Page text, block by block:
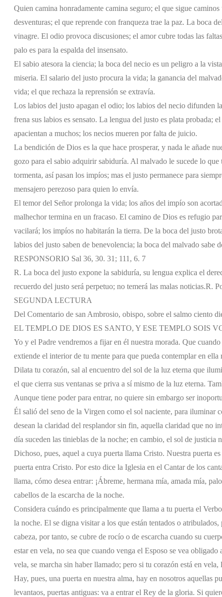
Quien camina honradamente camina seguro; el que sigue
desventuras; el que reprende con franqueza trae la paz. La boca
vinagre. El odio provoca discusiones; el amor cubre todas las
palo es para la espalda del insensato.
El sabio atesora la ciencia; la boca del necio es un peligro a la
miseria. El salario del justo procura la vida; la ganancia del
vida; el que rechaza la reprensión se extravía.
Los labios del justo apagan el odio; los labios del necio difunden
frena sus labios es sensato. La lengua del justo es plata probada;
apacientan a muchos; los necios mueren por falta de juicio.
La bendición de Dios es la que hace prosperar, y nada le añade
gozo para el sabio adquirir sabiduría. Al malvado le sucede lo
tormenta, así pasan los impíos; mas el justo permanece para
mensajero perezoso para quien lo envía.
El temor del Señor prolonga la vida; los años del impío son
malhechor termina en un fracaso. El camino de Dios es refugio
vacilará; los impíos no habitarán la tierra. De la boca del justo
labios del justo saben de benevolencia; la boca del malvado sabe
RESPONSORIO Sal 36, 30. 31; 111, 6. 7
R. La boca del justo expone la sabiduría, su lengua explica el
recuerdo del justo será perpetuo; no temerá las malas noticias.R.
SEGUNDA LECTURA
Del Comentario de san Ambrosio, obispo, sobre el salmo ciento
EL TEMPLO DE DIOS ES SANTO, Y ESE TEMPLO SOIS
Yo y el Padre vendremos a fijar en él nuestra morada. Que
extiende el interior de tu mente para que pueda contemplar en
Dilata tu corazón, sal al encuentro del sol de la luz eterna que
el que cierra sus ventanas se priva a sí mismo de la luz eterna.
Aunque tiene poder para entrar, no quiere sin embargo ser
Él salió del seno de la Virgen como el sol naciente, para iluminar
desean la claridad del resplandor sin fin, aquella claridad que no
día suceden las tinieblas de la noche; en cambio, el sol de justicia
Dichoso, pues, aquel a cuya puerta llama Cristo. Nuestra puerta
puerta entra Cristo. Por esto dice la Iglesia en el Cantar de los
llama, cómo desea entrar: ¡Ábreme, hermana mía, amada mía,
cabellos de la escarcha de la noche.
Considera cuándo es principalmente que llama a tu puerta el
la noche. El se digna visitar a los que están tentados o
cabeza, por tanto, se cubre de rocío o de escarcha cuando su
estar en vela, no sea que cuando venga el Esposo se vea
vela, se marcha sin haber llamado; pero si tu corazón está en
Hay, pues, una puerta en nuestra alma, hay en nosotros aquellas
levantaos, puertas antiguas: va a entrar el Rey de la gloria. Si